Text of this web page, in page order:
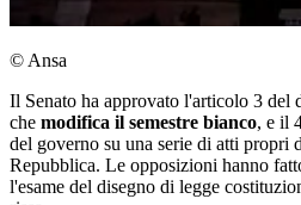
© Ansa
Il Senato ha approvato l'articolo 3 del
che modifica il semestre bianco, e il
del governo su una serie di atti propri
Repubblica. Le opposizioni hanno
l'esame del disegno di legge